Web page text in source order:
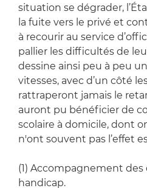
situation se dégrader,
la fuite vers le privé et
à recourir au service
pallier les difficultés de
dessine ainsi peu à peu
vitesses, avec d’un côté
rattraperont jamais le
auront pu bénéficier de
scolaire à domicile, dont
n'ont souvent pas l’effet
(1) Accompagnement
handicap.